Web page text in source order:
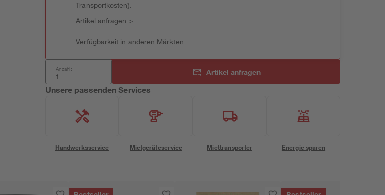
Transportkosten).
Artikel anfragen >
Verfügbarkeit in anderen Märkten
Anzahl: Artikel anfragen
Unsere passenden Services
Handwerksservice Mietgeräteservice Miettransporter Energie sparen